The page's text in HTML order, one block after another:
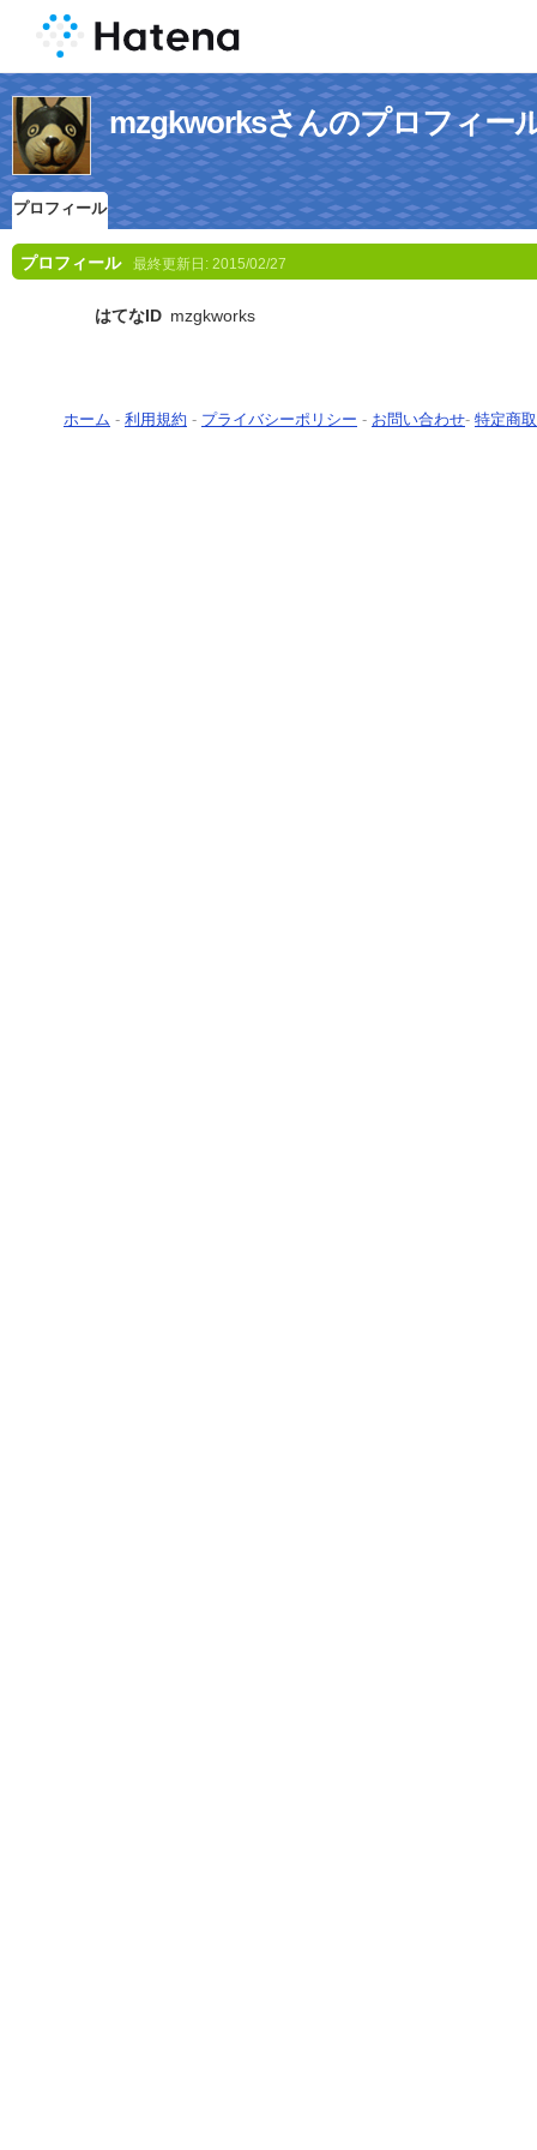
mzgkworksさんのプロフィー
プロフィール
プロフィール 最終更新日: 2015/02/27
はてなID mzgkworks
ホーム - 利用規約 - プライバシーポリシー - お問い合わせ- 特定商